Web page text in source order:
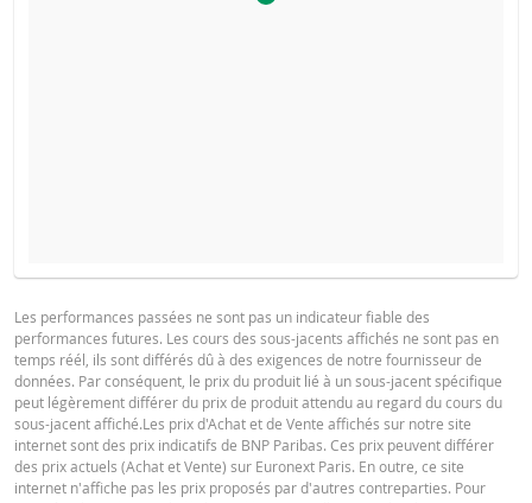
COURS DU SOUS-JACENT ATTENDU À L'ÉCHÉANCE
SITUATION
ACTUELLE
NOUVELLE
SITUATION
La Borne Basse a été atteinte
pendant la vie du produit
PROSPECTUS DE BASE
Français (France)
FINAL TERMS
Les performances passées ne sont pas un indicateur fiable des
performances futures. Les cours des sous-jacents affichés ne sont pas en
temps réél, ils sont différés dû à des exigences de notre fournisseur de
données. Par conséquent, le prix du produit lié à un sous-jacent spécifique
peut légèrement différer du prix de produit attendu au regard du cours du
sous-jacent affiché.Les prix d'Achat et de Vente affichés sur notre site
internet sont des prix indicatifs de BNP Paribas. Ces prix peuvent différer
des prix actuels (Achat et Vente) sur Euronext Paris. En outre, ce site
internet n'affiche pas les prix proposés par d'autres contreparties. Pour